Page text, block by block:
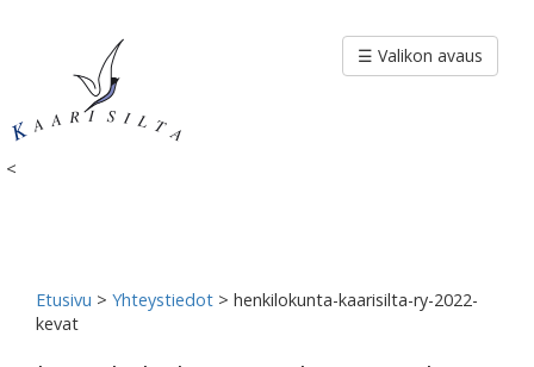
<
☰ Valikon avaus
Etusivu > Yhteystiedot > henkilokunta-kaarisilta-ry-2022-
kevat